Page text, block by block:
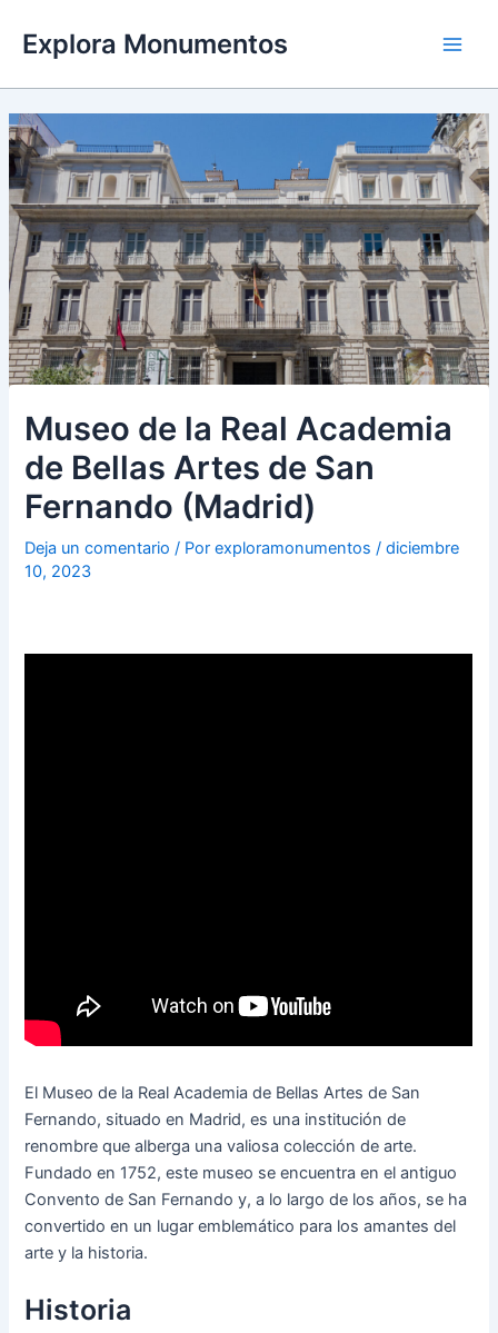
contenido
Explora Monumentos
Museo de la Real Academia
de Bellas Artes de San
Fernando (Madrid)
Deja un comentario / Porexploramonumentos/diciembre
10, 2023
El Museo de la Real Academia de Bellas Artes de San
Fernando, situado en Madrid, es una institución de
renombre que alberga una valiosa colección de arte.
Fundado en 1752, este museo se encuentra en el antiguo
Convento de San Fernando y, a lo largo de los años, se ha
convertido en un lugar emblemático para los amantes del
arte y la historia.
Historia